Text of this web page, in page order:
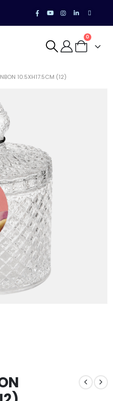
0
10.5XH17.5CM (12)